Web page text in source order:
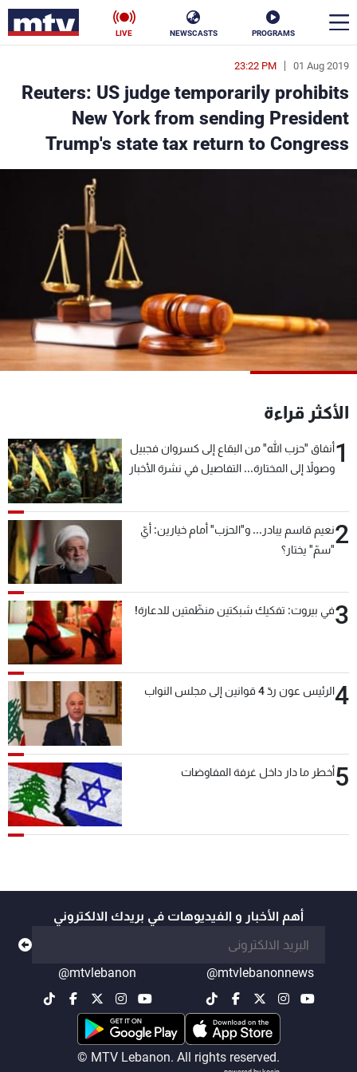
PROGRAMS
NEWSCASTS
LIVE
01 Aug 2019
23:22 PM
Reuters: US judge temporarily prohibits
New York from sending President
Trump's state tax return to Congress
الأكثر قراءة
1أنفاق "حزب الله" من البقاع إلى كسروان فجبيل
وصولاً إلى المختارة... التفاصيل في نشرة الأخبار
2نعيم قاسم يبادر... و"الحزب" أمام خيارين: أيّ
"سمّ" يختار؟
3في بيروت: تفكيك شبكتين منظّمتين للدعارة!
4الرئيس عون ردّ 4 قوانين إلى مجلس النواب
5أخطر ما دار داخل غرفة المفاوضات
أهم الأخبار و الفيديوهات في بريدك الالكتروني
@mtvlebanonnews
@mtvlebanon
© MTV Lebanon. All rights reserved.
en
الأخبار
سياسة ناس
البرامج
جدول البرامج
شاهد البرامج
عن MTV
الإنـتـاج
وظائف
تواصل معنا
شروط الإسـتخدام
سياسة الخصوصية